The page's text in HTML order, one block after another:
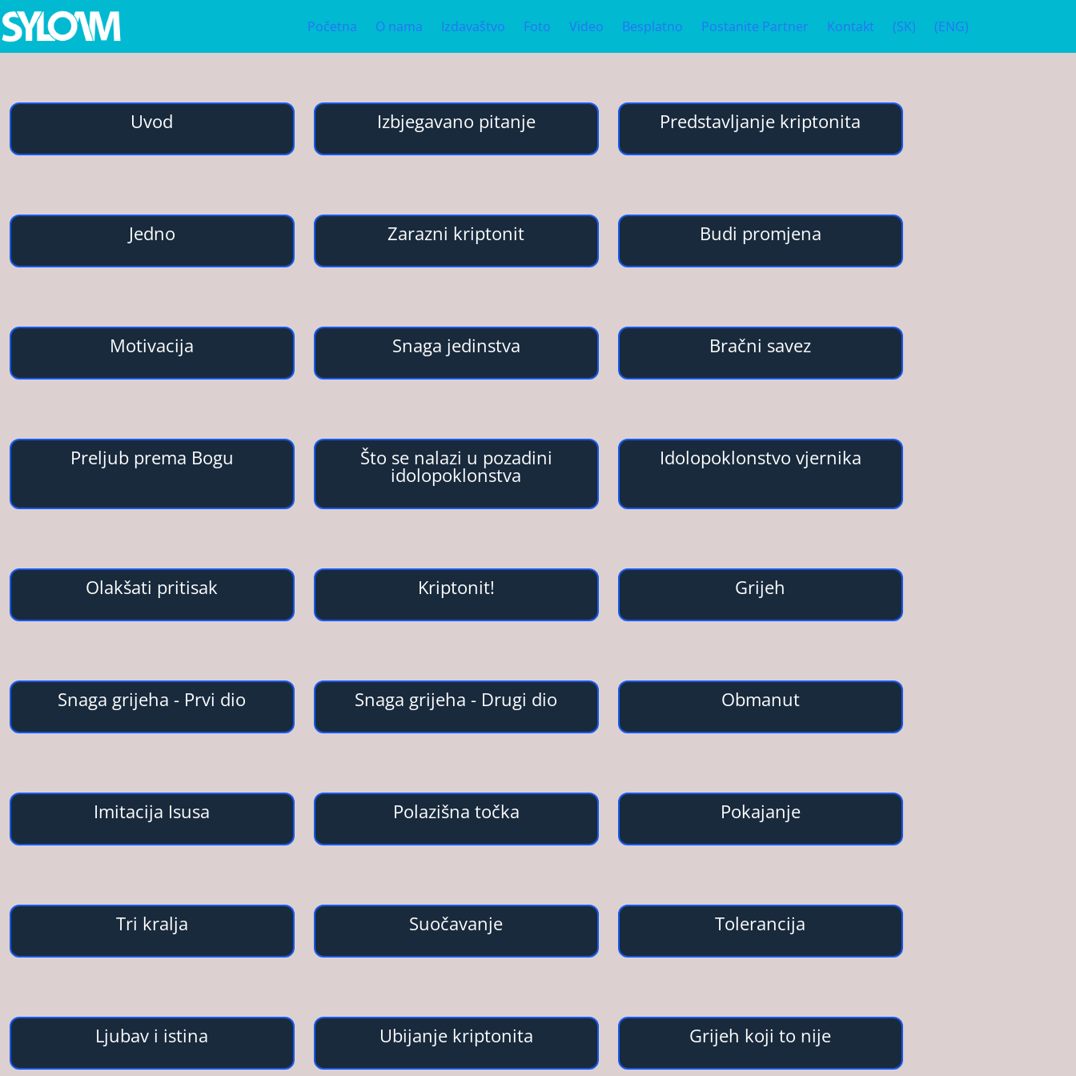
Početna O nama Izdavaštvo Foto Video Besplatno Postanite Partner Kontakt (SK) (ENG)
Uvod Izbjegavano pitanje Predstavljanje kriptonita
Jedno Zarazni kriptonit Budi promjena
Motivacija Snaga jedinstva Bračni savez
Preljub prema Bogu Što se nalazi u pozadini
idolopoklonstva
Idolopoklonstvo vjernika
Olakšati pritisak Kriptonit! Grijeh
Snaga grijeha - Prvi dio Snaga grijeha - Drugi dio Obmanut
Imitacija Isusa Polazišna točka Pokajanje
Tri kralja Suočavanje Tolerancija
Ljubav i istina Ubijanje kriptonita Grijeh koji to nije